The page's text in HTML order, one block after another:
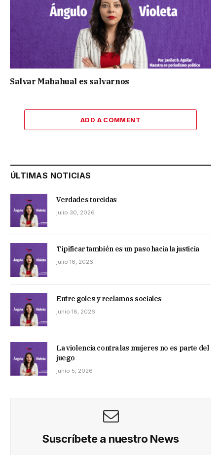
Salvar Mahahual es salvarnos
ADD A COMMENT
ÚLTIMAS NOTICIAS
Verdades torcidas
julio 30, 2026
Tipificar también es un paso hacia la justicia
julio 16, 2026
Entre goles y reclamos sociales
junio 18, 2026
La violencia contra las mujeres no es parte del
juego
junio 5, 2026
Suscríbete a nuestro News